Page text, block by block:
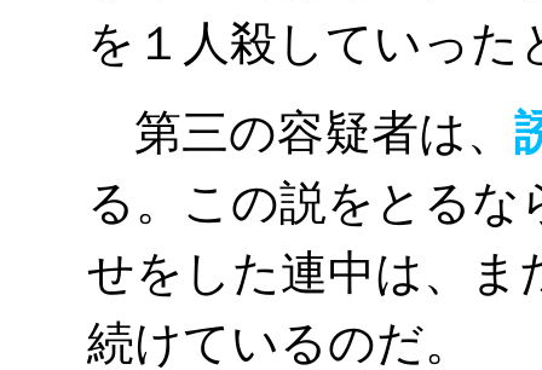
を１人殺していった
第三の容疑者は、
る。この説をとる
せをした連中は、ま
続けているのだ。